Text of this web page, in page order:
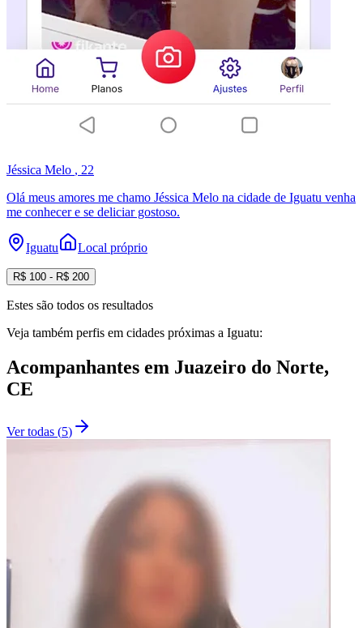
Jéssica Melo , 22
Olá meus amores me chamo Jéssica Melo na cidade de Iguatu venha
me conhecer e se deliciar gostoso.
Iguatu Local próprio
R$ 100 - R$ 200
Estes são todos os resultados
Veja também perfis em cidades próximas a Iguatu:
Acompanhantes em Juazeiro do Norte,
CE
Ver todas (5)